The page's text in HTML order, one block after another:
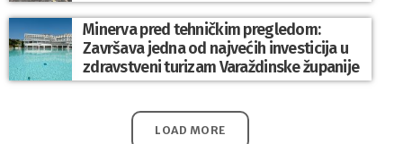
Minerva pred tehničkim pregledom:
Završava jedna od najvećih investicija u
zdravstveni turizam Varaždinske županije
LOAD MORE